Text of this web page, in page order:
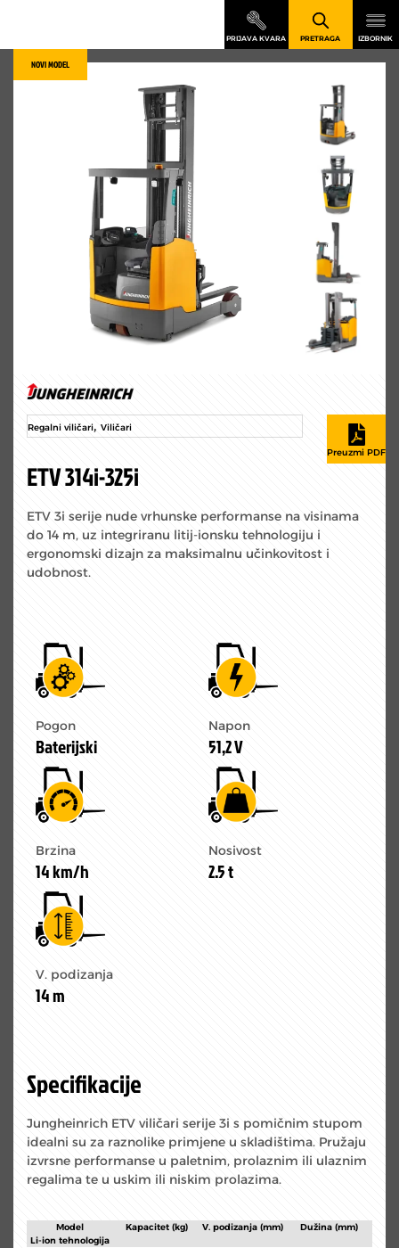
NOVI MODEL
Regalni viličari, Viličari
ETV 314i-325i
ETV 3i serije nude vrhunske performanse na visinama
do 14 m, uz integriranu litij-ionsku tehnologiju i
ergonomski dizajn za maksimalnu učinkovitost i
udobnost.
Pogon
Baterijski
Brzina
14 km/h
V. podizanja
14 m
Napon
51,2 V
Nosivost
2.5 t
Specifikacije
Jungheinrich ETV viličari serije 3i s pomičnim stupom
idealni su za raznolike primjene u skladištima. Pružaju
izvrsne performanse u paletnim, prolaznim ili ulaznim
regalima te u uskim ili niskim prolazima.
Model Kapacitet (kg) V. podizanja (mm)
Dužina (mm)
Li-ion tehnologija